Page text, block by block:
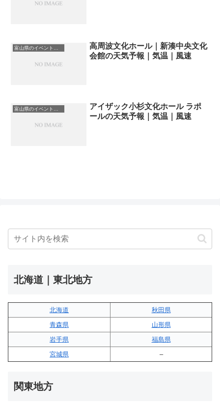
高周波文化ホール｜新湊中央文化
会館の天気予報｜気温｜風速
アイザック小杉文化ホール ラポ
ールの天気予報｜気温｜風速
北海道｜東北地方
北海道
秋田県
青森県
山形県
岩手県
福島県
宮城県
–
関東地方